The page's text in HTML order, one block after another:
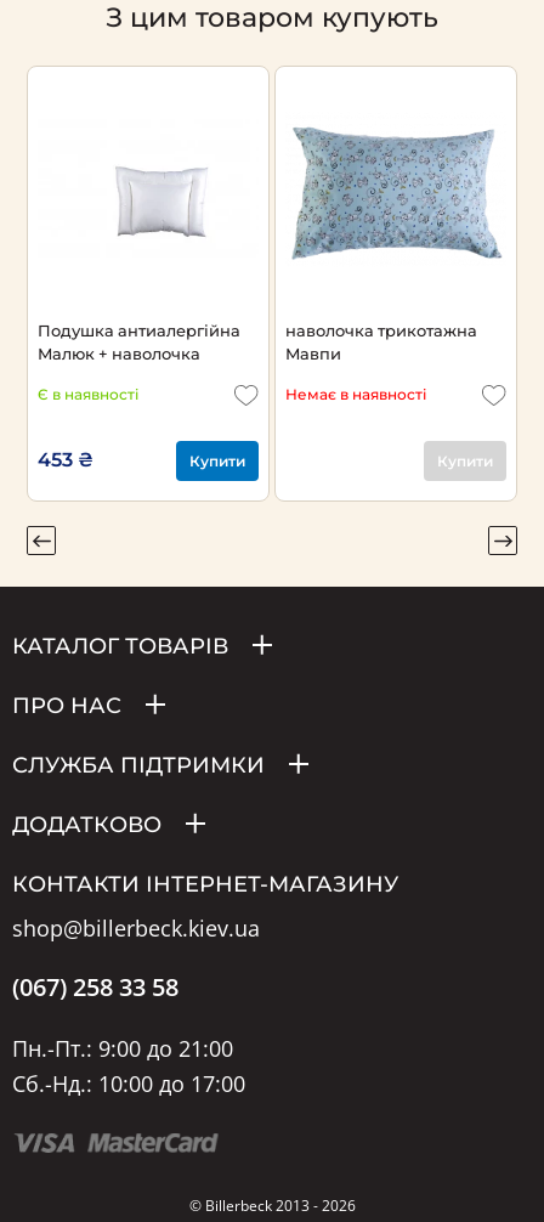
З цим товаром купують
Подушка антиалергійна
Малюк + наволочка
Є в наявності
453 ₴ Купити
наволочка трикотажна
Мавпи
Немає в наявності
Купити
КАТАЛОГ ТОВАРІВ
ПРО НАС
СЛУЖБА ПІДТРИМКИ
ДОДАТКОВО
КОНТАКТИ ІНТЕРНЕТ-МАГАЗИНУ
shop@billerbeck.kiev.ua
(067) 258 33 58
Пн.-Пт.: 9:00 до 21:00
Сб.-Нд.: 10:00 до 17:00
© Billerbeck 2013 - 2026